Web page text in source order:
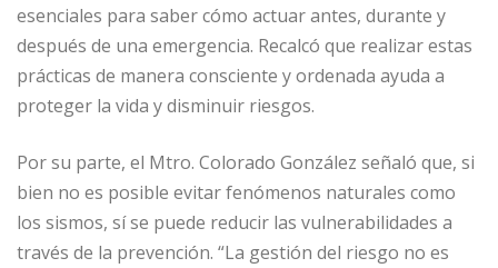
esenciales para saber cómo actuar antes, durante y
después de una emergencia. Recalcó que realizar estas
prácticas de manera consciente y ordenada ayuda a
proteger la vida y disminuir riesgos.
Por su parte, el Mtro. Colorado González señaló que, si
bien no es posible evitar fenómenos naturales como
los sismos, sí se puede reducir las vulnerabilidades a
través de la prevención. “La gestión del riesgo no es